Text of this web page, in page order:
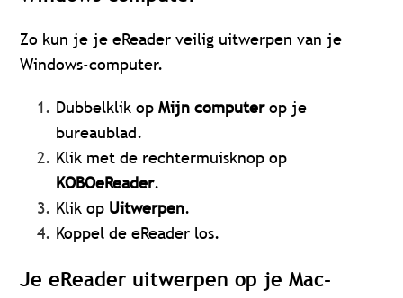
Zo kun je je eReader veilig uitwerpen van je
Windows-computer.
Dubbelklik opMijn computerop je
bureaublad.
Klik met de rechtermuisknop op
KOBOeReader.
Klik op Uitwerpen.
Koppel de eReader los.
Je eReader uitwerpen op je Mac-